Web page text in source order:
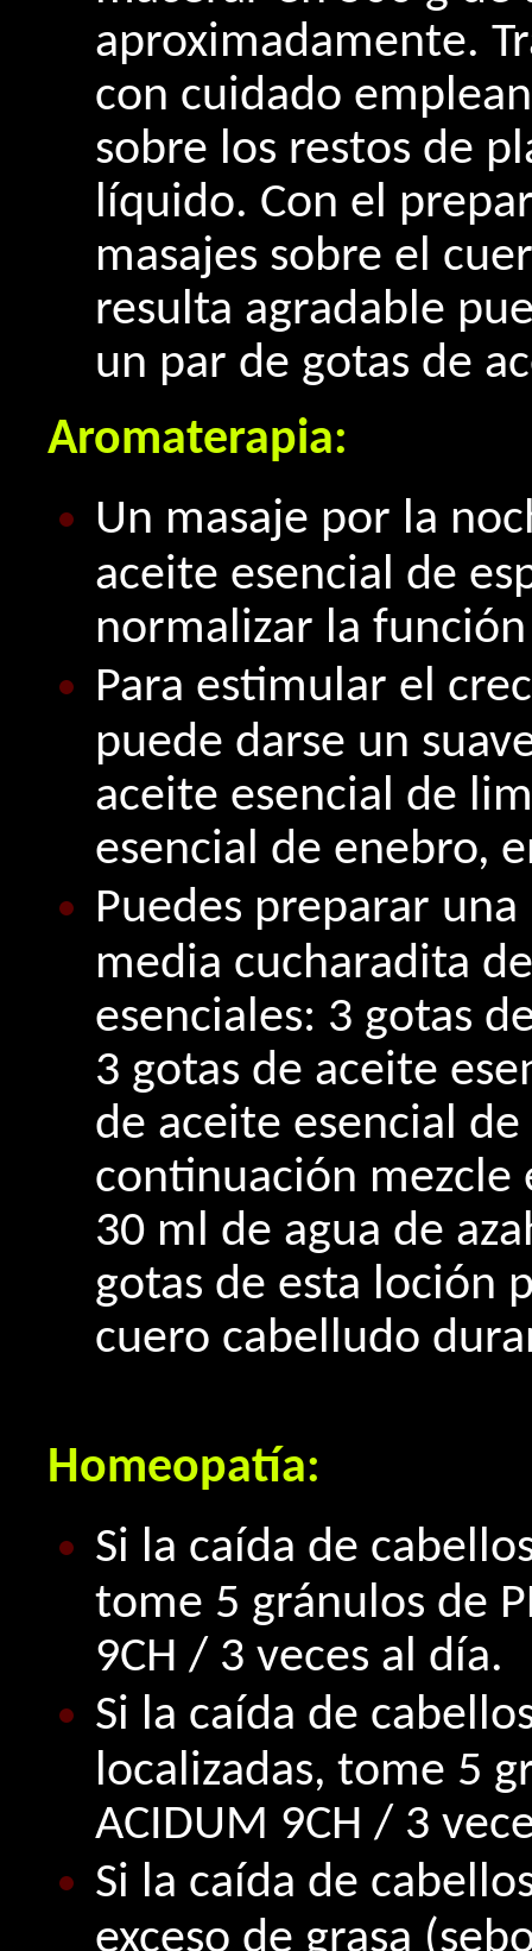
aproximadamente.
con cuidado
sobre los restos de
líquido. Con el
masajes sobre el
resulta agradable
un par de gotas de
Aromaterapia:
Un masaje por la
aceite esencial de
normalizar la
Para estimular el
puede darse un
aceite esencial de
esencial de enebro,
Puedes preparar
media cucharadita
esenciales: 3 gotas
3 gotas de aceite
de aceite esencial
continuación mezcle
30 ml de agua de
gotas de esta loción
cuero cabelludo
Homeopatía:
Si la caída de
tome 5 gránulos de
9CH / 3 veces al día.
Si la caída de
localizadas, tome 5
ACIDUM 9CH / 3
Si la caída de